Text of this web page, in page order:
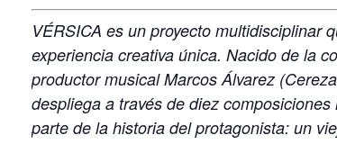
VÉRSICA es un proyecto multidisciplinar
experiencia creativa única. Nacido de la
productor musical Marcos Álvarez
despliega a través de diez
parte de la historia del protagonista: un